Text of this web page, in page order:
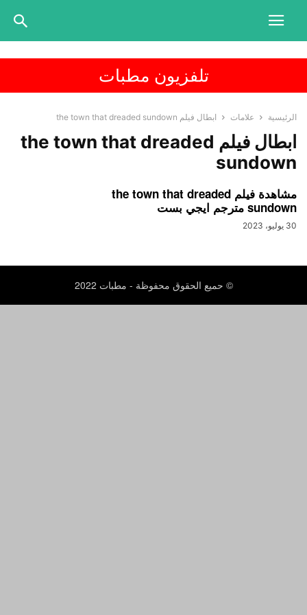
تلفزيون مطبات
الرئيسية علامات ابطال فيلم the town that dreaded sundown
ابطال فيلم the town that dreaded
sundown
مشاهدة فيلم the town that dreaded
sundown مترجم ايجي بست
30 يوليو، 2023
© حميع الحقوق محفوظة - مطبات 2022